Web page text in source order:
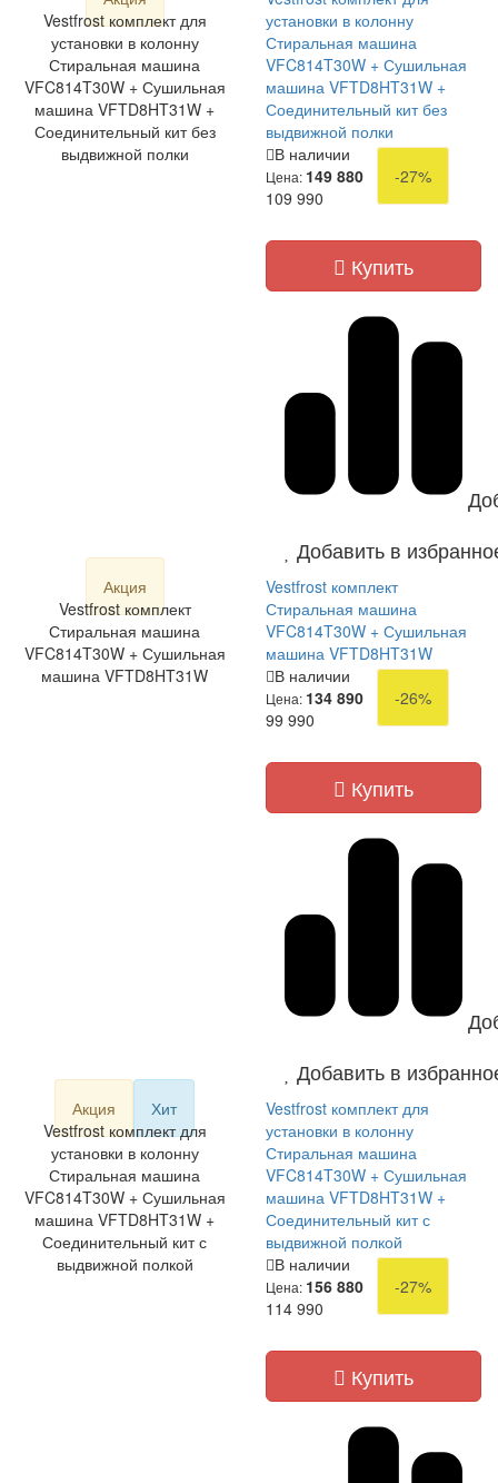
Vestfrost комплект для
установки в колонну
Стиральная машина
VFC814T30W + Сушильная
машина VFTD8HT31W +
Соединительный кит без
выдвижной полки
установки в колонну
Стиральная машина
VFC814T30W + Сушильная
машина VFTD8HT31W +
Соединительный кит без
выдвижной полки
В наличии
Цена: 149 880
-27%
109 990
Купить
Добавить в
Акция
Vestfrost комплект
Стиральная машина
VFC814T30W + Сушильная
машина VFTD8HT31W
Vestfrost комплект
Стиральная машина
VFC814T30W + Сушильная
машина VFTD8HT31W
В наличии
Цена: 134 890
-26%
99 990
Купить
Добавить в
Акция
Хит
Vestfrost комплект для
установки в колонну
Стиральная машина
VFC814T30W + Сушильная
машина VFTD8HT31W +
Соединительный кит с
выдвижной полкой
Vestfrost комплект для
установки в колонну
Стиральная машина
VFC814T30W + Сушильная
машина VFTD8HT31W +
Соединительный кит с
выдвижной полкой
В наличии
Цена: 156 880
-27%
114 990
Купить